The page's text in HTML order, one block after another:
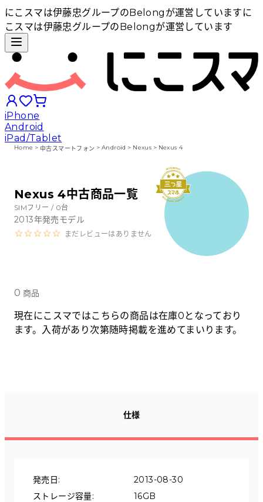
にこスマは伊藤忠グループのBelongが運営しています に
こスマは伊藤忠グループのBelongが運営しています
iPhone
Android
iPad/Tablet
Androidから探す
iPadから探す
にこスマについて
マイページ
Home > 中古スマートフォン > Android > Nexus > Nexus 4
Nexus 4中古商品一覧
SIMフリー / 0台
2013年発売モデル
まだレビューはありません
0 商品
現在にこスマではこちらの商品は在庫0となっており
ます。入荷があり次第随時掲載を進めてまいります。
仕様
発売日:
2013-08-30
ストレージ容量:
16GB